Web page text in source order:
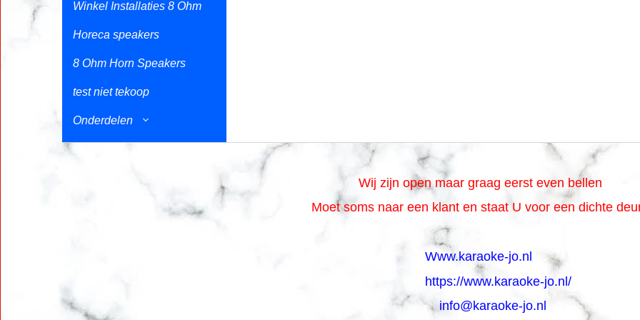
Winkel Installaties 8 Ohm
Horeca speakers
8 Ohm Horn Speakers
test niet tekoop
Onderdelen
Wij zijn open maar graag eerst even bellen
Moet soms naar een klant en staat U voor een dichte
Www.karaoke-jo.nl
https://www.karaoke-jo.nl/
info@karaoke-jo.nl